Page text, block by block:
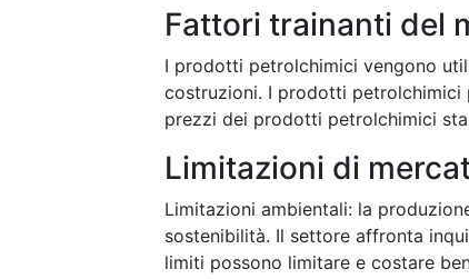
Fattori trainanti del
I prodotti petrolchimici vengono
costruzioni. I prodotti petrolchimici
prezzi dei prodotti petrolchimici
Limitazioni di
Limitazioni ambientali: la
sostenibilità. Il settore affronta
limiti possono limitare e costare